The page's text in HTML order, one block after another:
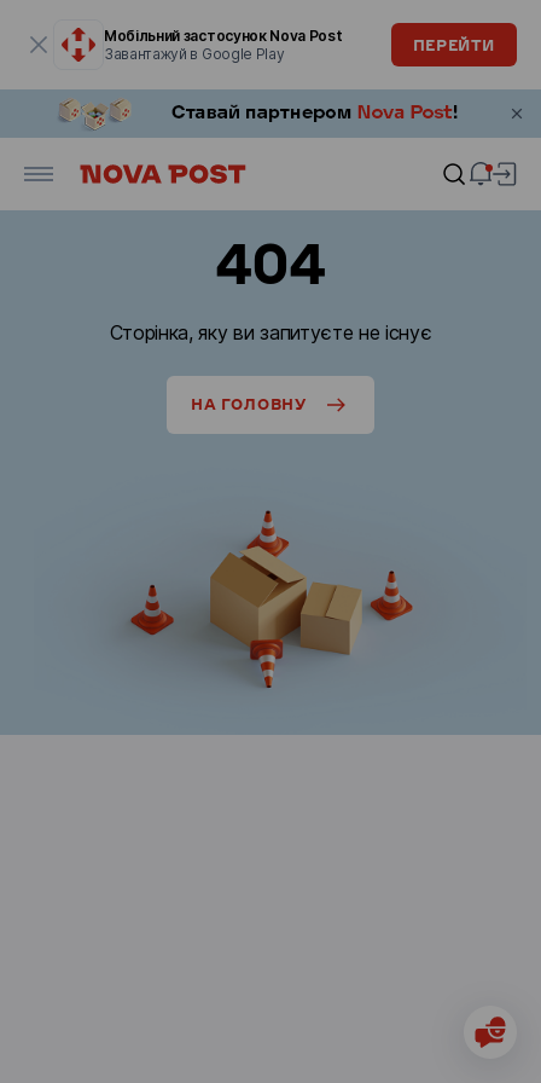
Мобільний застосунок Nova Post
Завантажуй в Google Play
ПЕРЕЙТИ
404
Сторінка, яку ви запитуєте не існує
НА ГОЛОВНУ